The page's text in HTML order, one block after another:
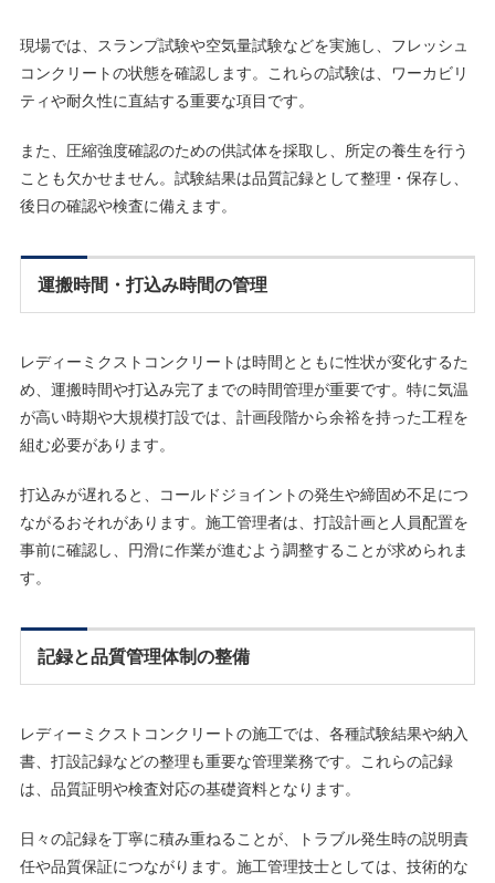
現場では、スランプ試験や空気量試験などを実施し、フレッシュ
コンクリートの状態を確認します。これらの試験は、ワーカビリ
ティや耐久性に直結する重要な項目です。
また、圧縮強度確認のための供試体を採取し、所定の養生を行う
ことも欠かせません。試験結果は品質記録として整理・保存し、
後日の確認や検査に備えます。
運搬時間・打込み時間の管理
レディーミクストコンクリートは時間とともに性状が変化するた
め、運搬時間や打込み完了までの時間管理が重要です。特に気温
が高い時期や大規模打設では、計画段階から余裕を持った工程を
組む必要があります。
打込みが遅れると、コールドジョイントの発生や締固め不足につ
ながるおそれがあります。施工管理者は、打設計画と人員配置を
事前に確認し、円滑に作業が進むよう調整することが求められま
す。
記録と品質管理体制の整備
レディーミクストコンクリートの施工では、各種試験結果や納入
書、打設記録などの整理も重要な管理業務です。これらの記録
は、品質証明や検査対応の基礎資料となります。
日々の記録を丁寧に積み重ねることが、トラブル発生時の説明責
任や品質保証につながります。施工管理技士としては、技術的な